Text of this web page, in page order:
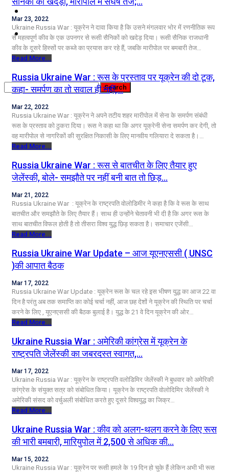
धर्म
विज्ञान तकनीकी
Mar 23, 2022
Ukraine Russia War : यूक्रेन ने दावा किया है कि उसने मंगलवार भोर में रणनीतिक रूप
से महत्वपूर्ण कीव के एक उपनगर से रूसी सैनिकों को खदेड़ दिया। रूसी सैनिक राजधानी
कीव के दूसरे हिस्सों पर कब्जे का प्रयास कर रहे हैं, जबकि मारीपोल पर बमबारी तेज…
Read More...
Russia Ukraine War : रूस के प्रस्ताव पर यूक्रेन की दो टूक,
कहा- समर्पण का तो सवाल ही नहीं,…
Mar 22, 2022
Russia Ukraine War : यूक्रेन ने अपने तटीय शहर मारीपोल में सेना के समर्पण संबंधी
रूस के प्रस्ताव को ठुकरा दिया। रूस ने कहा था कि अगर यूक्रेनी सेना समर्पण कर देगी, तो
वह मारीपोल से नागरिकों की सुरक्षित निकासी के लिए मानवीय गलियारा दे सकता है।…
Read More...
Russia Ukraine War : रूस से बातचीत के लिए तैयार हुए
जेलेंस्की, बोले- समझौते पर नहीं बनी बात तो छिड़…
Mar 21, 2022
Russia Ukraine War : यूक्रेन के राष्ट्रपति वोलोडिमीर ने कहा है कि वे रूस के साथ
बातचीत और समझौते के लिए तैयार हैं। साथ ही उन्होंने चेतावनी भी दी है कि अगर रूस के
साथ बातचीत विफल होती है तो तीसरा विश्व युद्ध छिड़ सकता है। समाचार एजेंसी…
Read More...
Russia Ukraine War Update – आज यूएनएससी ( UNSC
)की आपात बैठक
Mar 17, 2022
Russia Ukraine War Update : यूक्रेन रूस के चल रहे इस भीषण युद्ध का आज 22 वा
दिन है परंतु अब तक समाप्ति का कोई चर्चा नहीं, आज छह देशों ने यूक्रेन की स्थिति पर चर्चा
करने के लिए , यूएनएससी की बैठक बुलाई है। युद्ध के 21 वे दिन यूक्रेन की ओर…
Read More...
Ukraine Russia War : अमेरिकी कांग्रेस में यूक्रेन के
राष्‍ट्रपत‍ि जेलेंस्की का जबरदस्त स्वागत,…
Mar 17, 2022
Ukraine Russia War : यूक्रेन के राष्ट्रपति वलोडिमिर जेलेंस्की ने बुधवार को अमेरिकी
कांग्रेस के संयुक्त सत्र को संबोधित किया। यूक्रेन के राष्ट्रपति वोलोदिमिर जेलेंस्की ने
अमेरिकी संसद को वर्चुअली संबोधित करते हुए दूसरे विश्वयुद्ध का जिक्र…
Read More...
Ukraine Russia War : कीव को अलग-थलग करने के लिए रूस
की भारी बमबारी, मारियुपोल में 2,500 से अधिक की…
Mar 15, 2022
Ukraine Russia War : यूक्रेन पर रूसी हमले के 19 दिन हो चुके हैं लेकिन अभी भी रूस